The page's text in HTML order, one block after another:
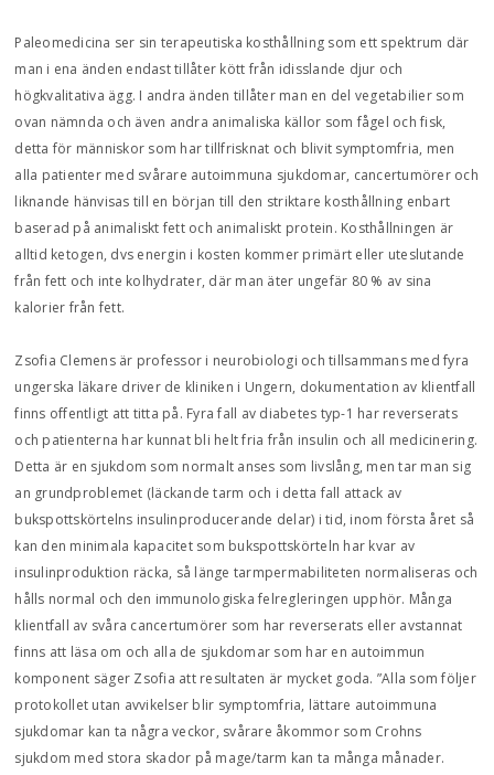
Paleomedicina ser sin terapeutiska kosthållning som ett spektrum där
man i ena änden endast tillåter kött från idisslande djur och
högkvalitativa ägg. I andra änden tillåter man en del vegetabilier som
ovan nämnda och även andra animaliska källor som fågel och fisk,
detta för människor som har tillfrisknat och blivit symptomfria, men
alla patienter med svårare autoimmuna sjukdomar, cancertumörer och
liknande hänvisas till en början till den striktare kosthållning enbart
baserad på animaliskt fett och animaliskt protein. Kosthållningen är
alltid ketogen, dvs energin i kosten kommer primärt eller uteslutande
från fett och inte kolhydrater, där man äter ungefär 80 % av sina
kalorier från fett.
Zsofia Clemens är professor i neurobiologi och tillsammans med fyra
ungerska läkare driver de kliniken i Ungern, dokumentation av klientfall
finns offentligt att titta på. Fyra fall av diabetes typ-1 har reverserats
och patienterna har kunnat bli helt fria från insulin och all medicinering.
Detta är en sjukdom som normalt anses som livslång, men tar man sig
an grundproblemet (läckande tarm och i detta fall attack av
bukspottskörtelns insulinproducerande delar) i tid, inom första året så
kan den minimala kapacitet som bukspottskörteln har kvar av
insulinproduktion räcka, så länge tarmpermabiliteten normaliseras och
hålls normal och den immunologiska felregleringen upphör. Många
klientfall av svåra cancertumörer som har reverserats eller avstannat
finns att läsa om och alla de sjukdomar som har en autoimmun
komponent säger Zsofia att resultaten är mycket goda. ”Alla som följer
protokollet utan avvikelser blir symptomfria, lättare autoimmuna
sjukdomar kan ta några veckor, svårare åkommor som Crohns
sjukdom med stora skador på mage/tarm kan ta många månader.